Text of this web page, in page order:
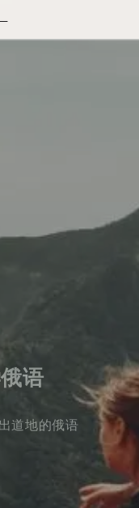
语
道地的俄语